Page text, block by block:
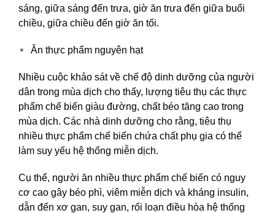
sáng, giữa sáng đến trưa, giờ ăn trưa đến giữa buổi
chiều, giữa chiều đến giờ ăn tối.
Ăn thực phẩm nguyên hạt
Nhiều cuộc khảo sát về chế độ dinh dưỡng của người
dân trong mùa dịch cho thấy, lượng tiêu thụ các thực
phẩm chế biến giàu đường, chất béo tăng cao trong
mùa dịch. Các nhà dinh dưỡng cho rằng, tiêu thụ
nhiều thực phẩm chế biến chứa chất phụ gia có thể
làm suy yếu hệ thống miễn dịch.
Cụ thể, người ăn nhiều thực phẩm chế biến có nguy
cơ cao gây béo phì, viêm miễn dịch và kháng insulin,
dẫn đến xơ gan, suy gan, rối loạn điều hòa hệ thống